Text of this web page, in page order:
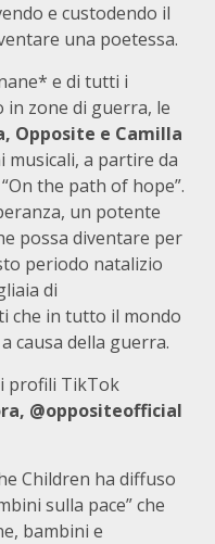
e custodendo il
una poetessa.
e di tutti i
in zone di guerra, le
Opposite e Camilla
a partire da
the path of hope”.
un potente
possa diventare per
periodo natalizio
di
che in tutto il mondo
causa della guerra.
profili TikTok
@oppositeofficial
Children ha diffuso
sulla pace” che
bambini e